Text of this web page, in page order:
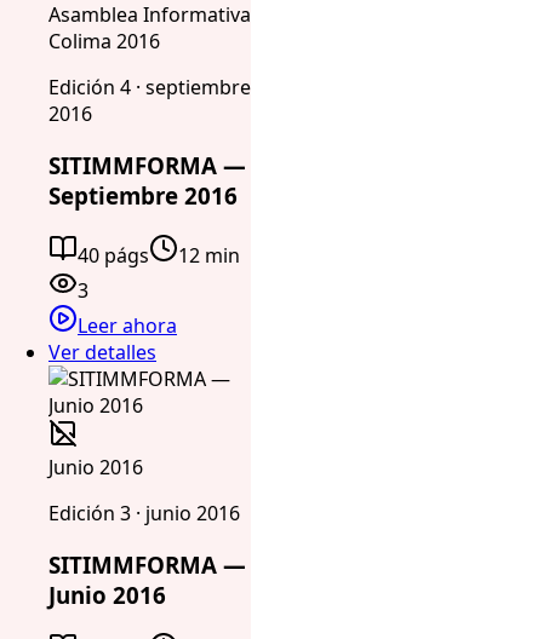
Asamblea Informativa
Colima 2016
Edición 4 · septiembre
2016
SITIMMFORMA —
Septiembre 2016
40 págs
12 min
3
Leer ahora
Ver detalles
Junio 2016
Edición 3 · junio 2016
SITIMMFORMA —
Junio 2016